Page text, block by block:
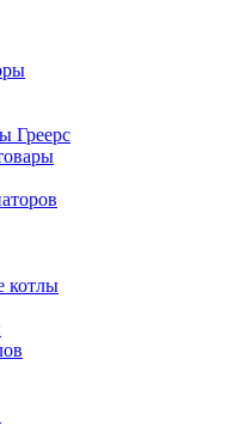
Греерс
котлы